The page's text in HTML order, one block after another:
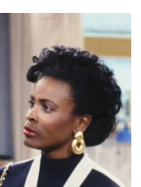
Diraja Istana
Seri
itu kerana
dengan
yang
Covid-19 itu.